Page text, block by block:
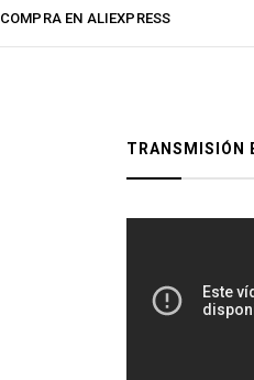
COMPRA EN ALIEXPRESS
TRANSMISIÓN